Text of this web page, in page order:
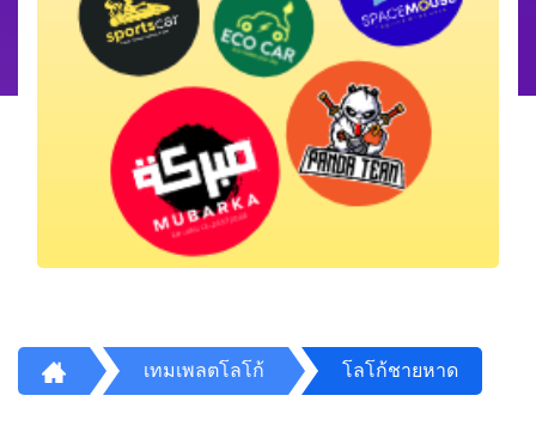
เทมเพลตโลโก้ โลโก้ชายหาด